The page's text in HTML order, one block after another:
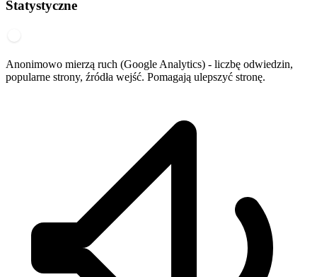
Statystyczne
Anonimowo mierzą ruch (Google Analytics) - liczbę odwiedzin,
popularne strony, źródła wejść. Pomagają ulepszyć stronę.